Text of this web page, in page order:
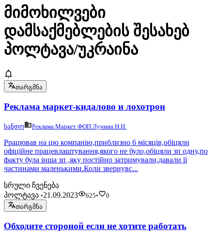
მიმოხილვები
დამსაქმებლების შესახებ
პოლტავა/უკრაინა
თარგმნა
Реклама маркет-кидалово и лохотрон
სანდო Реклама Маркет ФОП Лучина Н.Н.
Ррацював на цю компанію,приблизно 6 місяців,обіцяли
офіційне працевлаштування,якого не було,обіцяли зп одну,по
факту була інша зп ,яку постійно затримували,давали її
частинами маленькими.Коли звернувс...
სრული ჩვენება
პოლტავა •21.09.2023 625•
0
თარგმნა
Обходите стороной если не хотите работать